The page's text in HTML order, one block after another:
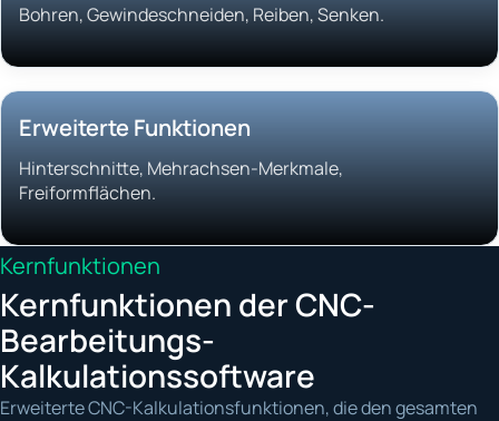
Bohren, Gewindeschneiden, Reiben, Senken.
Erweiterte Funktionen
Hinterschnitte, Mehrachsen-Merkmale,
Freiformflächen.
Kernfunktionen
Kernfunktionen der CNC-
Bearbeitungs-
Kalkulationssoftware
Erweiterte CNC-Kalkulationsfunktionen, die den gesamten